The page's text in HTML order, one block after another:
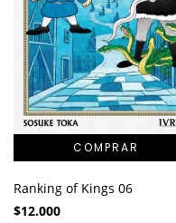
Ranking of Kings 06
$12.000